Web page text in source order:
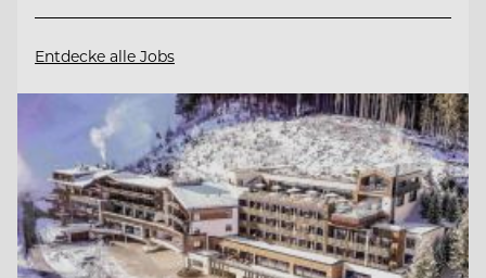
Entdecke alle Jobs